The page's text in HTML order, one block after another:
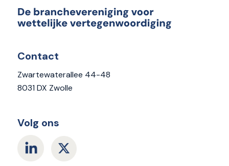
Contact
Zwartewaterallee 44-48
8031 DX Zwolle
Volg ons